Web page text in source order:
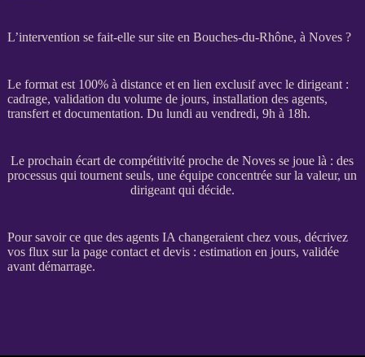
L’intervention se fait-elle sur site en Bouches-du-Rhône, à Noves ?
Le format est 100% à distance et en lien exclusif avec le dirigeant :
cadrage, validation du volume de jours, installation des agents,
transfertet documentation. Du lundi au vendredi, 9h à 18h.
Le prochain écart de compétitivité proche de Noves se joue là : des
processus qui tournent seuls, une équipe concentrée sur la valeur, un
dirigeant qui décide.
Pour savoir ce que des agents IA changeraient chez vous, décrivez
vos fluxsur la page contact et devis: estimation en jours, validée
avant démarrage.